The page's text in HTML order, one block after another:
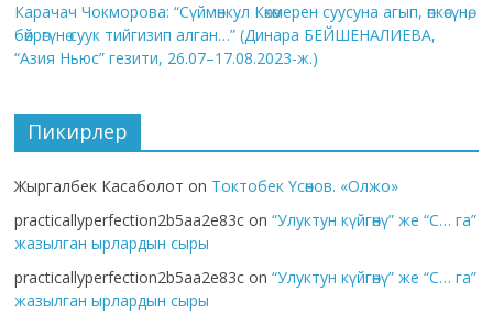
Карачач Чокморова: “Сүймөнкул Көкөмерен суусуна агып, өпкөсүнө,
бөйрөгүнө суук тийгизип алган…” (Динара БЕЙШЕНАЛИЕВА,
“Азия Ньюс” гезити, 26.07–17.08.2023-ж.)
Пикирлер
Жыргалбек Касаболот on Токтобек Үсөнов. «Олжо»
practicallyperfection2b5aa2e83c on“Улуктун күйгөнү” же “С… га”
жазылган ырлардын сыры
practicallyperfection2b5aa2e83c on“Улуктун күйгөнү” же “С… га”
жазылган ырлардын сыры